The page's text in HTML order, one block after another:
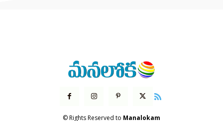
© Rights Reserved to Manalokam